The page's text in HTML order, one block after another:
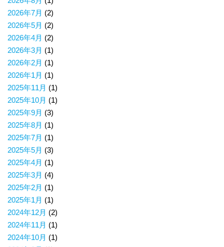
2026年7月 (2)
2026年5月 (2)
2026年4月 (2)
2026年3月 (1)
2026年2月 (1)
2026年1月 (1)
2025年11月 (1)
2025年10月 (1)
2025年9月 (3)
2025年8月 (1)
2025年7月 (1)
2025年5月 (3)
2025年4月 (1)
2025年3月 (4)
2025年2月 (1)
2025年1月 (1)
2024年12月 (2)
2024年11月 (1)
2024年10月 (1)